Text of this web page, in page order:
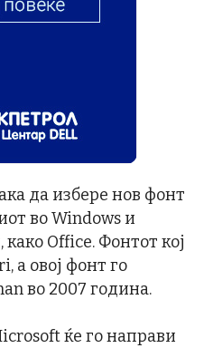
да избере нов фонт
во Windows и
Office. Фонтот кој
а овој фонт го
во 2007 година.
ќе го направи